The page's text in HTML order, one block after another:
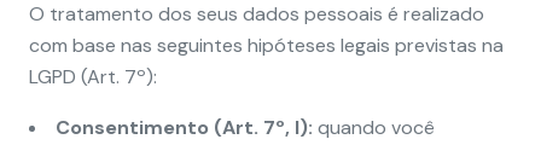
O tratamento dos seus dados pessoais é realizado
com base nas seguintes hipóteses legais previstas na
LGPD (Art. 7º):
Consentimento (Art. 7º, I): quando você